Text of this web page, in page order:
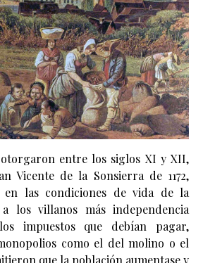
entre los siglos XI y XII,
Vicente de la Sonsierra de 1172,
en las condiciones de vida de la
los villanos más independencia
impuestos que debían pagar,
como el del molino o el
que la población aumentase y